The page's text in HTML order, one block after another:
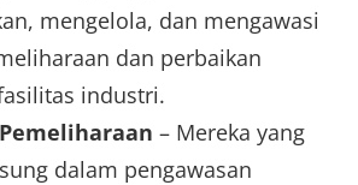
mengelola, dan mengawasi
dan perbaikan
industri.
– Mereka yang
dalam pengawasan